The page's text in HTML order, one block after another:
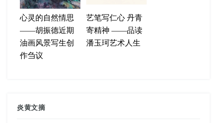
心灵的自然情思
——胡振德近期
油画风景写生创
作刍议
艺笔写仁心 丹青
寄精神 ——品读
潘玉珂艺术人生
炎黄文摘